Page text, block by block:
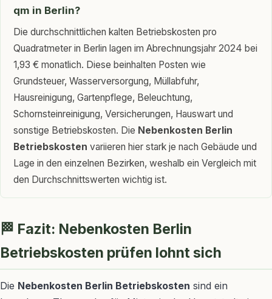
qm in Berlin?
Die durchschnittlichen kalten Betriebskosten pro
Quadratmeter in Berlin lagen im Abrechnungsjahr 2024 bei
1,93 € monatlich. Diese beinhalten Posten wie
Grundsteuer, Wasserversorgung, Müllabfuhr,
Hausreinigung, Gartenpflege, Beleuchtung,
Schornsteinreinigung, Versicherungen, Hauswart und
sonstige Betriebskosten. Die Nebenkosten Berlin
Betriebskosten variieren hier stark je nach Gebäude und
Lage in den einzelnen Bezirken, weshalb ein Vergleich mit
den Durchschnittswerten wichtig ist.
🏁 Fazit: Nebenkosten Berlin
Betriebskosten prüfen lohnt sich
Die Nebenkosten Berlin Betriebskosten sind ein